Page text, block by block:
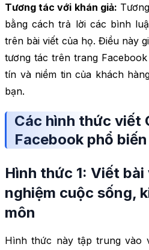
Tương tác với khán giả:
bằng cách trả lời các bình
trên bài viết của họ. Điều này
tương tác trên trang
tín và niềm tin của khách
bạn.
Các hình thức viết
Facebook phổ
Hình thức 1: Viết
nghiệm cuộc sống,
môn
Hình thức này tập trung vào